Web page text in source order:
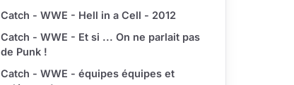
Catch - WWE - Hell in a Cell - 2012
Catch - WWE - Et si ... On ne parlait pas
de Punk !
Catch - WWE - équipes équipes et